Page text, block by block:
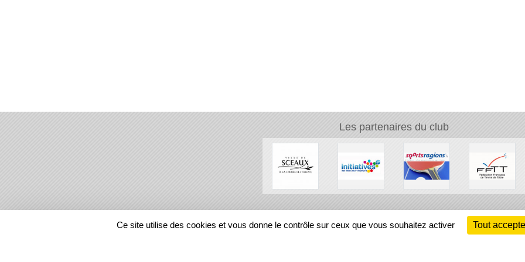
Les partenaires du club
REGIONS
Ce site utilise des cookies et vous donne le contrôle sur ceux que vous souhaitez activer Tout